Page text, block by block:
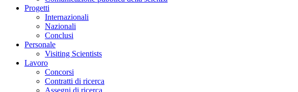
Progetti
Internazionali
Nazionali
Conclusi
Personale
Visiting Scientists
Lavoro
Concorsi
Contratti di ricerca
Assegni di ricerca